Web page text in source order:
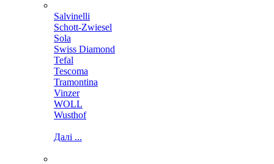
Salvinelli
Schott-Zwiesel
Sola
Swiss Diamond
Tefal
Tescoma
Tramontina
Vinzer
WOLL
Wusthof
Далі ...